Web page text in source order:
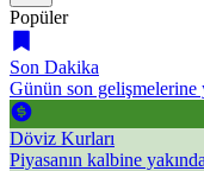
Popüler
Son Dakika
Günün son gelişmelerine
Döviz Kurları
Piyasanın kalbine